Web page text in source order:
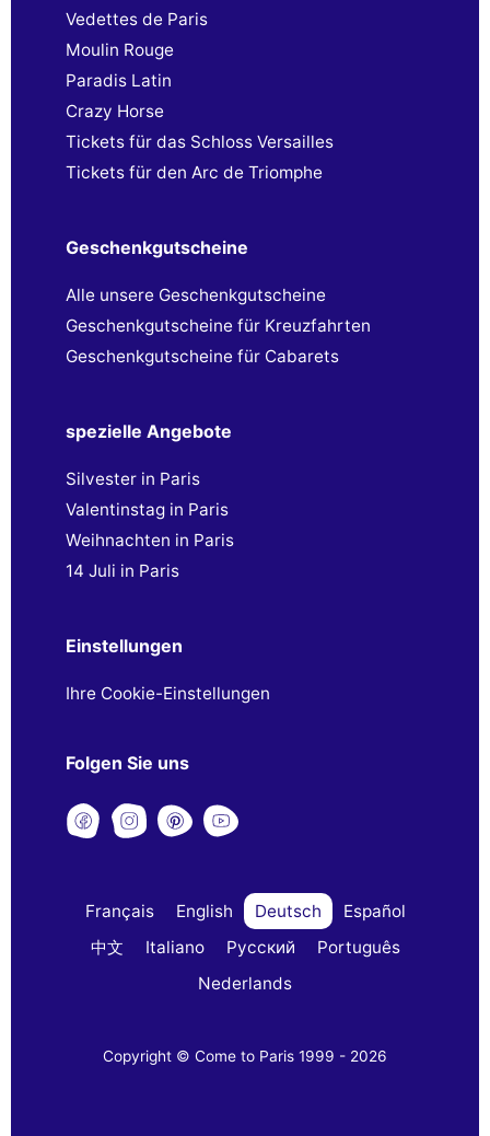
Vedettes de Paris
Moulin Rouge
Paradis Latin
Crazy Horse
Tickets für das Schloss Versailles
Tickets für den Arc de Triomphe
Geschenkgutscheine
Alle unsere Geschenkgutscheine
Geschenkgutscheine für Kreuzfahrten
Geschenkgutscheine für Cabarets
spezielle Angebote
Silvester in Paris
Valentinstag in Paris
Weihnachten in Paris
14 Juli in Paris
Einstellungen
Ihre Cookie-Einstellungen
Folgen Sie uns
Français English Deutsch
Español
中文
Italiano Русский
Português
Nederlands
Copyright © Come to Paris 1999 - 2026